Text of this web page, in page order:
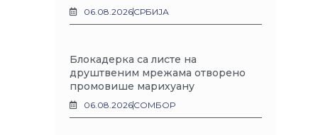
06.08.2026СРБИЈА
Блокадерка са листе на
друштвеним мрежама отворено
промовише марихуану
06.08.2026СОМБОР